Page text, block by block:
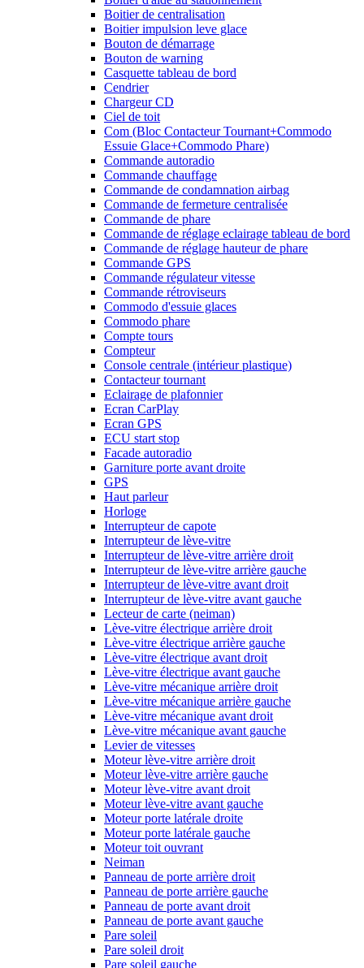
Boitier de centralisation
Boitier impulsion leve glace
Bouton de démarrage
Bouton de warning
Casquette tableau de bord
Cendrier
Chargeur CD
Ciel de toit
Com (Bloc Contacteur Tournant+Commodo
Essuie Glace+Commodo Phare)
Commande autoradio
Commande chauffage
Commande de condamnation airbag
Commande de fermeture centralisée
Commande de phare
Commande de réglage eclairage tableau de bord
Commande de réglage hauteur de phare
Commande GPS
Commande régulateur vitesse
Commande rétroviseurs
Commodo d'essuie glaces
Commodo phare
Compte tours
Compteur
Console centrale (intérieur plastique)
Contacteur tournant
Eclairage de plafonnier
Ecran CarPlay
Ecran GPS
ECU start stop
Facade autoradio
Garniture porte avant droite
GPS
Haut parleur
Horloge
Interrupteur de capote
Interrupteur de lève-vitre
Interrupteur de lève-vitre arrière droit
Interrupteur de lève-vitre arrière gauche
Interrupteur de lève-vitre avant droit
Interrupteur de lève-vitre avant gauche
Lecteur de carte (neiman)
Lève-vitre électrique arrière droit
Lève-vitre électrique arrière gauche
Lève-vitre électrique avant droit
Lève-vitre électrique avant gauche
Lève-vitre mécanique arrière droit
Lève-vitre mécanique arrière gauche
Lève-vitre mécanique avant droit
Lève-vitre mécanique avant gauche
Levier de vitesses
Moteur lève-vitre arrière droit
Moteur lève-vitre arrière gauche
Moteur lève-vitre avant droit
Moteur lève-vitre avant gauche
Moteur porte latérale droite
Moteur porte latérale gauche
Moteur toit ouvrant
Neiman
Panneau de porte arrière droit
Panneau de porte arrière gauche
Panneau de porte avant droit
Panneau de porte avant gauche
Pare soleil
Pare soleil droit
Pare soleil gauche